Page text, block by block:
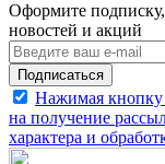
Оформите
новостей и акций
Подписаться
Нажимая кнопку
на получение
характера и